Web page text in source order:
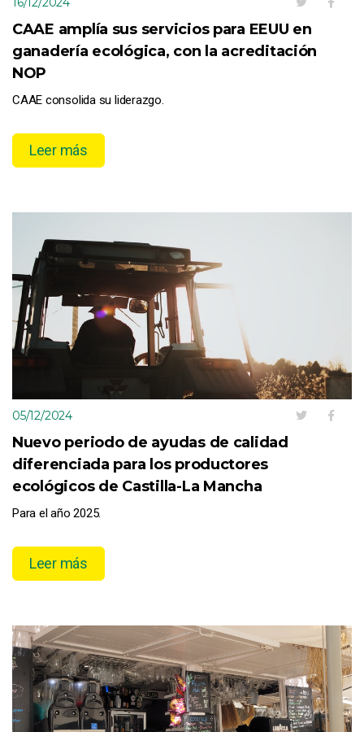
CAAE amplía sus servicios para EEUU en
ganadería ecológica, con la acreditación
NOP
CAAE consolida su liderazgo.
Leer más
05/12/2024
Nuevo periodo de ayudas de calidad
diferenciada para los productores
ecológicos de Castilla-La Mancha
Para el año 2025.
Leer más